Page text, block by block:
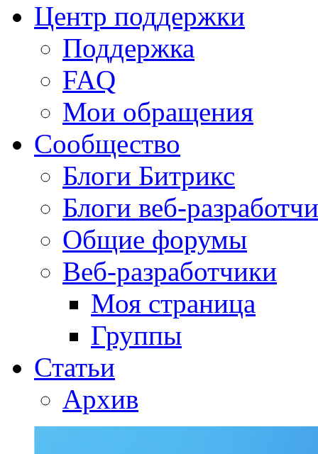
Центр поддержки
Поддержка
FAQ
Мои обращения
Сообщество
Блоги Битрикс
Блоги веб-
Общие форумы
Веб-разработчики
Моя страница
Группы
Статьи
Архив